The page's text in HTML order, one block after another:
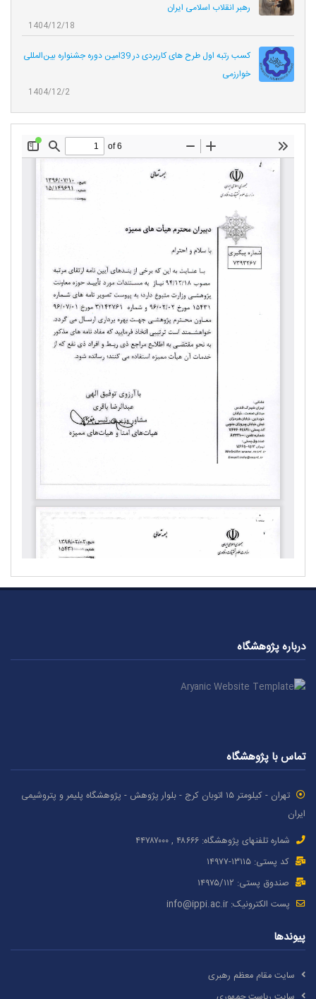
رهبر انقلاب اسلامی ایران
1404/12/18
کسب رتبه اول طرح های کاربردی در 39امین دوره جشنواره بین‌المللی
خوارزمی
1404/12/2
درباره پژوهشگاه
تماس با پژوهشگاه
تهران - کیلومتر ۱۵ اتوبان کرج - بلوار پژوهش - پژوهشگاه پلیمر و پتروشیمی
ایران
شماره تلفنهای پژوهشگاه: ۴۸۶۶۶ , ۴۴۷۸۷٠٠٠
کد پستی: ۱٣۱۱۵-۱۴۹۷۷
صندوق پستی: ۱۴۹۷۵/١١۲
پست الکترونیک:info@ippi.ac.ir
پیوندها
سایت مقام معظم رهبری